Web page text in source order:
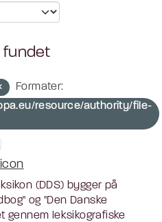
fundet
Formater:
resource/authority/file-
(DDS) bygger på
og "Den Danske
gennem leksikografiske